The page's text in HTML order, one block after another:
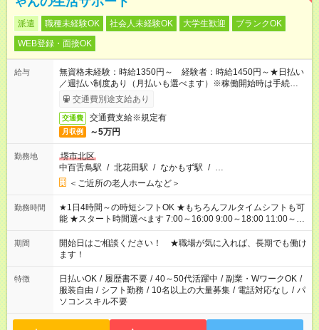
派遣 職種未経験OK 社会人未経験OK 大学生歓迎
ブランクOK
WEB登録・面接OK
給与
無資格未経験：時給1350円～ 経験者：時給1450円～★日払い
／週払い制度あり（月払いも選べます）※稼働開始時は手続き完
了次第のお支払いとなります。
交通費別途支給あり
交通費 交通費支給※規定有
月収例 ～5万円
勤務地
堺市北区
中百舌鳥駅 / 北花田駅 / なかもず駅 / …
＜ご近所の老人ホームなど＞
勤務時間
★1日4時間～の時短シフトOK ★もちろんフルタイムシフトも可
能 ★スタート時間選べます 7:00～16:00 9:00～18:00 11:00～
20:00 など 残業なし！ ※Wワークの場合、他のお仕事と合わせ
週40時間超の就業はご案内できません ※法令に基づき、週20時
間以上勤務は社会保険への加入対象となります ※労働者派遣法
（日雇い派遣の原則禁止）により、短時間・短期間の就業はご
案内が難しい場合があります
期間
開始日はご相談ください！ ★職場が気に入れば、長期でも働け
ます！
特徴 日払いOK / 履歴書不要 / 40～50代活躍中 / 副業・WワークOK /
服装自由 / シフト勤務 / 10名以上の大量募集 / 電話対応なし / パ
ソコンスキル不要